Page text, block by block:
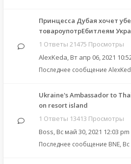
Принцесса Дубая хочет
товароупотрЕбитлеям
1 Ответы 21475 Просмотры
AlexKeda, Вт апр 06, 2021
Последнее сообщение
Ukraine's Ambassador to
on resort island
1 Ответы 13413 Просмотры
Boss, Вс май 30, 2021 12:03 pm
Последнее сообщение BNE,